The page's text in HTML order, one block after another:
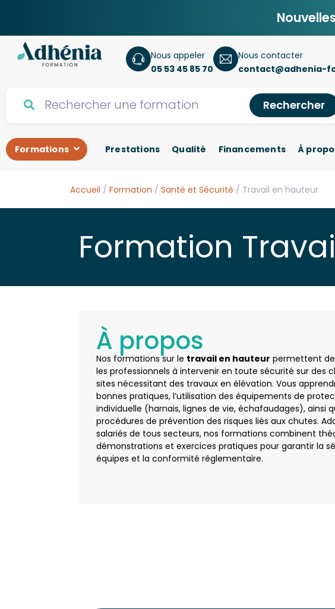
Nous appeler
05 53 45 85 70
Nous contacter
contact@adhenia-
Rechercher
Formations Prestations Qualité Financements À
Accueil / Formation / Santé et Sécurité / Travail en hauteur
Formation
À propos
Nos formations sur le travail en hauteur permettent
les professionnels à intervenir en toute sécurité sur des
sites nécessitant des travaux en élévation. Vous
bonnes pratiques, l’utilisation des équipements de
individuelle (harnais, lignes de vie, échafaudages), ainsi
procédures de prévention des risques liés aux chutes.
salariés de tous secteurs, nos formations combinent
démonstrations et exercices pratiques pour garantir la
équipes et la conformité réglementaire.